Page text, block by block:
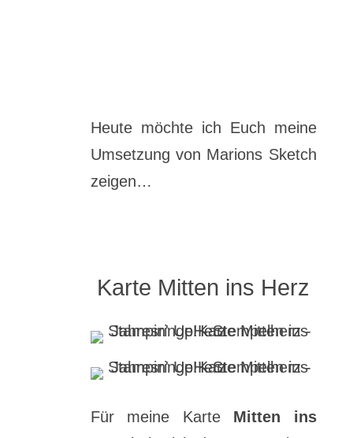
Heute möchte ich Euch meine
Umsetzung von Marions Sketch
zeigen…
Karte Mitten ins Herz
Für meine Karte Mitten ins